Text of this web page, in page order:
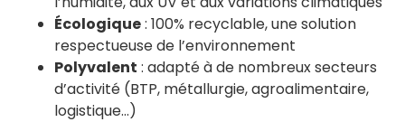
Écologique: 100% recyclable, une solution
respectueuse de l’environnement
Polyvalent : adapté à de nombreux secteurs
d’activité (BTP, métallurgie, agroalimentaire,
logistique…)